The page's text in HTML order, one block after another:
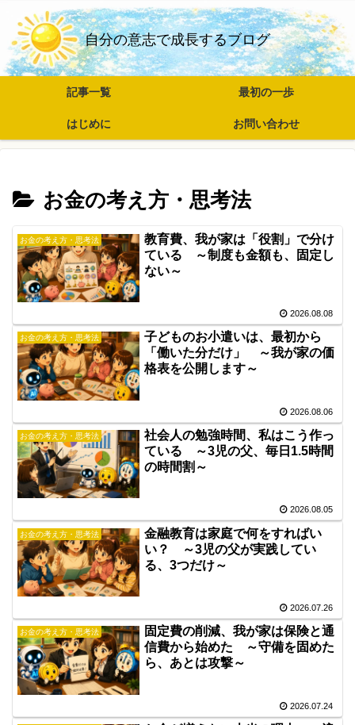
自分の意志で成長するブログ
記事一覧 最初の一歩
はじめに お問い合わせ
お金の考え方・思考法
お金の考え方・思考法
教育費、我が家は「役割」で分け
ている ～制度も金額も、固定し
ない～
2026.08.08
お金の考え方・思考法
子どものお小遣いは、最初から
「働いた分だけ」 ～我が家の価
格表を公開します～
2026.08.06
お金の考え方・思考法
社会人の勉強時間、私はこう作っ
ている ～3児の父、毎日1.5時間
の時間割～
2026.08.05
お金の考え方・思考法
金融教育は家庭で何をすればい
い？ ～3児の父が実践してい
る、3つだけ～
2026.07.26
お金の考え方・思考法
固定費の削減、我が家は保険と通
信費から始めた ～守備を固めた
ら、あとは攻撃～
2026.07.24